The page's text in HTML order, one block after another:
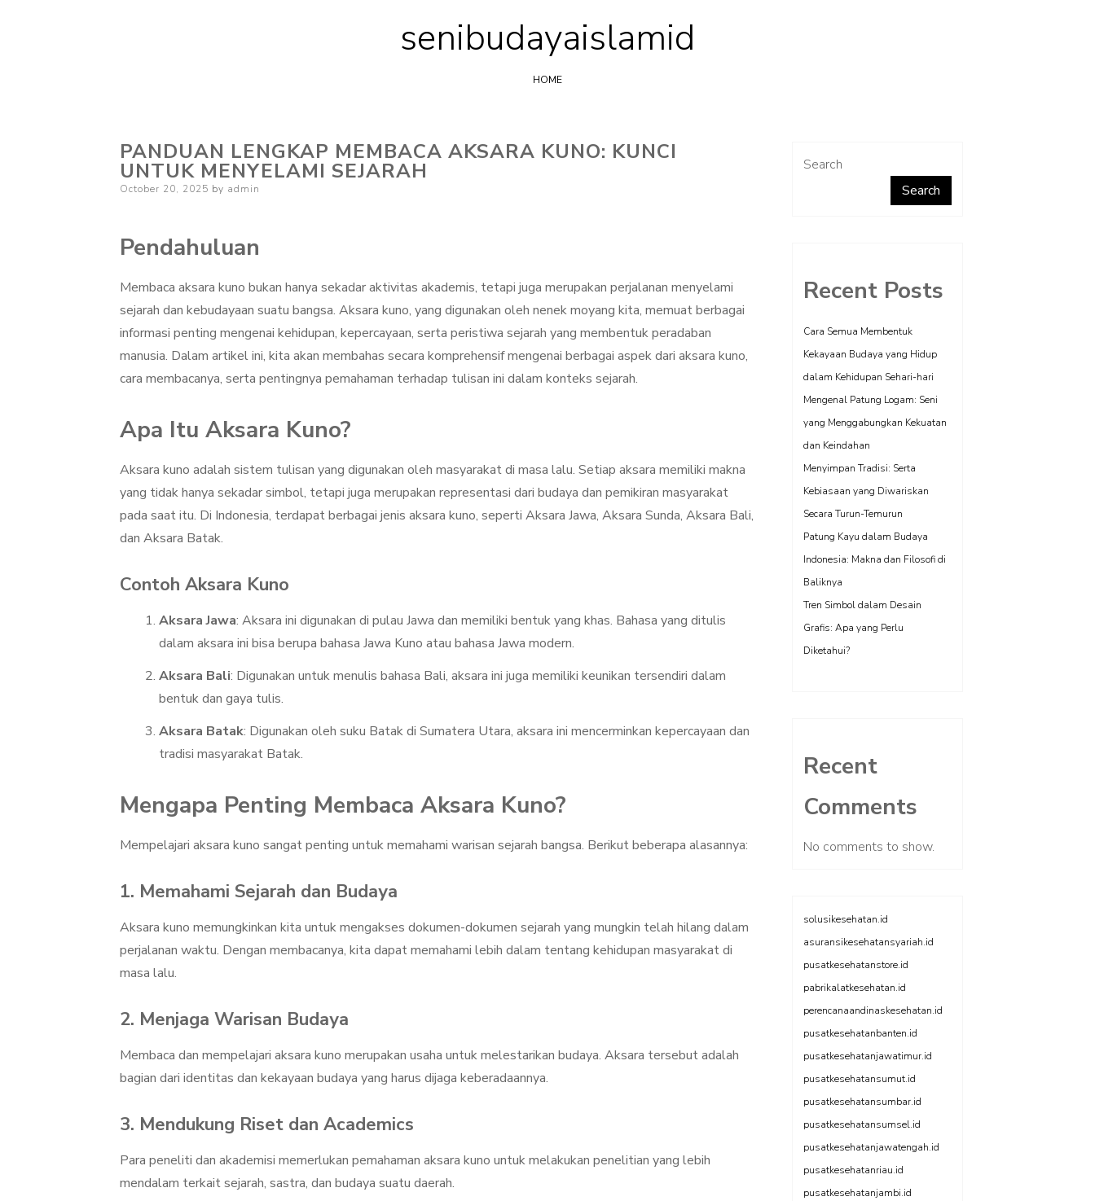
Skip
to
content
senibudayaislamid
HOME
PANDUAN LENGKAP MEMBACA AKSARA KUNO: KUNCI
UNTUK MENYELAMI SEJARAH
Posted
October 20, 2025 by admin
Pendahuluan
Membaca aksara kuno bukan hanya sekadar aktivitas akademis, tetapi juga merupakan perjalanan menyelami
sejarah dan kebudayaan suatu bangsa. Aksara kuno, yang digunakan oleh nenek moyang kita, memuat berbagai
informasi penting mengenai kehidupan, kepercayaan, serta peristiwa sejarah yang membentuk peradaban
manusia. Dalam artikel ini, kita akan membahas secara komprehensif mengenai berbagai aspek dari aksara kuno,
cara membacanya, serta pentingnya pemahaman terhadap tulisan ini dalam konteks sejarah.
Apa Itu Aksara Kuno?
Aksara kuno adalah sistem tulisan yang digunakan oleh masyarakat di masa lalu. Setiap aksara memiliki makna
yang tidak hanya sekadar simbol, tetapi juga merupakan representasi dari budaya dan pemikiran masyarakat
pada saat itu. Di Indonesia, terdapat berbagai jenis aksara kuno, seperti Aksara Jawa, Aksara Sunda, Aksara Bali,
dan Aksara Batak.
Contoh Aksara Kuno
Aksara Jawa: Aksara ini digunakan di pulau Jawa dan memiliki bentuk yang khas. Bahasa yang ditulis
dalam aksara ini bisa berupa bahasa Jawa Kuno atau bahasa Jawa modern.
Aksara Bali: Digunakan untuk menulis bahasa Bali, aksara ini juga memiliki keunikan tersendiri dalam
bentuk dan gaya tulis.
Aksara Batak: Digunakan oleh suku Batak di Sumatera Utara, aksara ini mencerminkan kepercayaan dan
tradisi masyarakat Batak.
Mengapa Penting Membaca Aksara Kuno?
Mempelajari aksara kuno sangat penting untuk memahami warisan sejarah bangsa. Berikut beberapa alasannya:
1. Memahami Sejarah dan Budaya
Aksara kuno memungkinkan kita untuk mengakses dokumen-dokumen sejarah yang mungkin telah hilang dalam
perjalanan waktu. Dengan membacanya, kita dapat memahami lebih dalam tentang kehidupan masyarakat di
masa lalu.
2. Menjaga Warisan Budaya
Membaca dan mempelajari aksara kuno merupakan usaha untuk melestarikan budaya. Aksara tersebut adalah
bagian dari identitas dan kekayaan budaya yang harus dijaga keberadaannya.
3. Mendukung Riset dan Academics
Para peneliti dan akademisi memerlukan pemahaman aksara kuno untuk melakukan penelitian yang lebih
mendalam terkait sejarah, sastra, dan budaya suatu daerah.
Search
Search
Recent Posts
Cara Semua Membentuk
Kekayaan Budaya yang Hidup
dalam Kehidupan Sehari-hari
Mengenal Patung Logam: Seni
yang Menggabungkan Kekuatan
dan Keindahan
Menyimpan Tradisi: Serta
Kebiasaan yang Diwariskan
Secara Turun-Temurun
Patung Kayu dalam Budaya
Indonesia: Makna dan Filosofi di
Baliknya
Tren Simbol dalam Desain
Grafis: Apa yang Perlu
Diketahui?
Recent
Comments
No comments to show.
solusikesehatan.id
asuransikesehatansyariah.id
pusatkesehatanstore.id
pabrikalatkesehatan.id
perencanaandinaskesehatan.id
pusatkesehatanbanten.id
pusatkesehatanjawatimur.id
pusatkesehatansumut.id
pusatkesehatansumbar.id
pusatkesehatansumsel.id
pusatkesehatanjawatengah.id
pusatkesehatanriau.id
pusatkesehatanjambi.id